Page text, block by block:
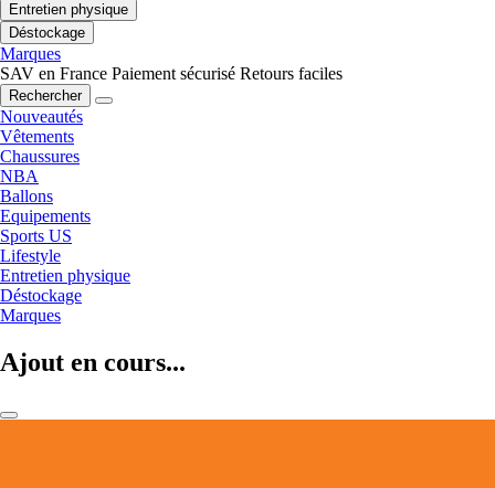
Entretien physique
Déstockage
Marques
SAV en France Paiement sécurisé Retours faciles
Rechercher
Nouveautés
Vêtements
Chaussures
NBA
Ballons
Equipements
Sports US
Lifestyle
Entretien physique
Déstockage
Marques
Ajout en cours...